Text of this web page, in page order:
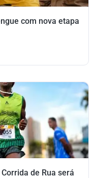
com nova etapa
de Rua será